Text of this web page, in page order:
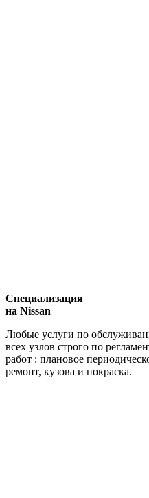
Специализация
на Nissan
Любые услуги по
всех узлов строго по
работ : плановое
ремонт, кузова и покраска.